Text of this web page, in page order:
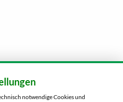
heutzutage etwas ganz
notwendige Cookies und